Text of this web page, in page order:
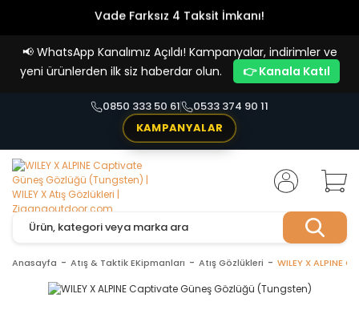
Vade Farksız 4 Taksit İmkanı!
📢 WhatsApp Kanalımız Açıldı! Kampanyalar, indirimler ve
yeni ürünlerden ilk siz haberdar olun.
👉 Kanala Katıl
0850 333 50 61
0533 374 90 11
KAMPANYALAR
Anasayfa Atış & Taktik EKipmanları Atış Gözlükleri WILEY X ALPINE